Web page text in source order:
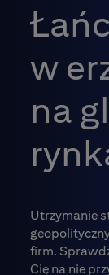
w
na
Utrzymanie
firm.
Cię na nie